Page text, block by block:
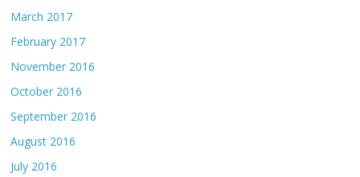
March 2017
February 2017
November 2016
October 2016
September 2016
August 2016
July 2016